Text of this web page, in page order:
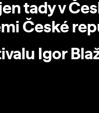
tady v
České
Igor